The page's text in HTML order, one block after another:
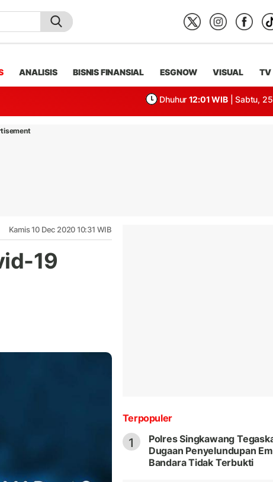
ANALISIS BISNIS FINANSIAL ESGNOW VISUAL TV
Dhuhur 12:01 WIB | Sabtu,
Kamis 10 Dec 2020 10:31 WIB
19
Terpopuler
1
Polres Singkawang
Dugaan Penyelundupan
Bandara Tidak Terbukti